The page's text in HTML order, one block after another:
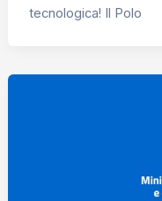
tecnologica! Il Polo